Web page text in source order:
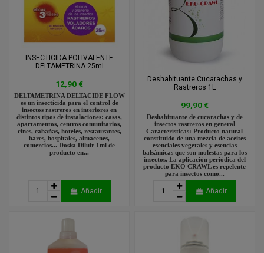
INSECTICIDA POLIVALENTE
DELTAMETRINA 25ml
12,90 €
DELTAMETRINA DELTACIDE FLOW
es un insecticida para el control de
insectos rastreros en interiores en
distintos tipos de instalaciones: casas,
apartamentos, centros comunitarios,
cines, cabañas, hoteles, restaurantes,
bares, hospitales, almacenes,
comercios... Dosis: Diluir 1ml de
producto en...
Añadir
Deshabituante Cucarachas y
Rastreros 1L
99,90 €
Deshabituante de cucarachas y de
insectos rastreros en general
Características: Producto natural
constituido de una mezcla de aceites
esenciales vegetales y esencias
balsámicas que son molestas para los
insectos. La aplicación periódica del
producto EKO CRAWL es repelente
para insectos como...
Añadir